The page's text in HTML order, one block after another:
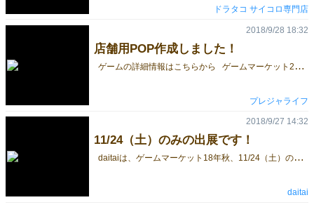
ドラタコ サイコロ専門店
店舗用POP作成しました！
ゲームの詳細情報はこちらから ゲームマーケット2018秋の出展者用掲示板を 設置してくださっている越谷のZESTさんへ 送付するPOPを作成しました。 出展者にはなんとも有難い企画。 ありがとうございます！ 大人がハマるボードゲーム ～時間もお金も損したくないボードゲーマーへ～ ParallelWorld -パラレルワールド- 公式ホームページ
2018/9/28 18:32
プレジャライフ
11/24（土）のみの出展です！
daitaiは、ゲームマーケット18年秋、11/24（土）のみの出展となります。 ・「ポラリッチ」を新作として出展します。（企画制作：ナナワリ） ・「じゃれ本」も若干数ですが持ち込みます。 ・あと、開発中のゲームが試遊できるようにしたいと思っています。 新作「ポラリッチ」に関する情報は随時アップしていきます。 また、詳しい情報は、twitter にアップしていきますので こちらもよろしくお願いいたします！ daitai twitter： @DaiTai_Tokyo nanawari twitter： @NANAWARI_games
2018/9/27 14:32
daitai